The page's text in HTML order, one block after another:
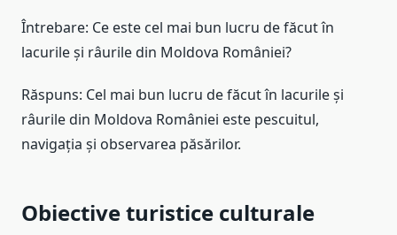
Întrebare: Ce este cel mai bun lucru de făcut în
lacurile și râurile din Moldova României?
Răspuns: Cel mai bun lucru de făcut în lacurile și
râurile din Moldova României este pescuitul,
navigația și observarea păsărilor.
Obiective turistice culturale